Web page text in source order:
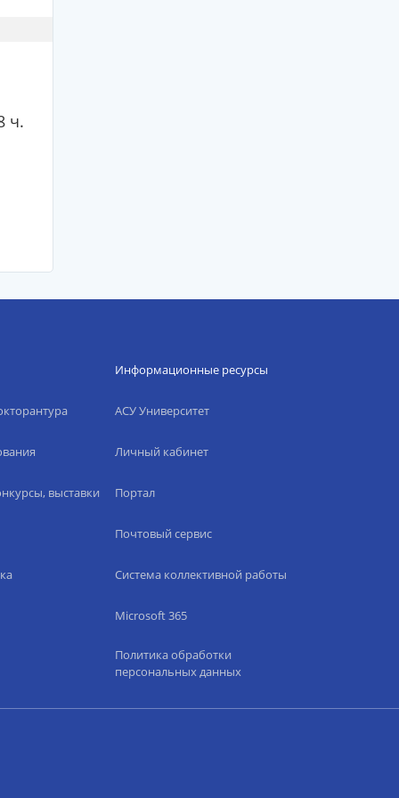
ч.
выставки
Информационные ресурсы
АСУ Университет
Личный кабинет
Портал
Почтовый сервис
Система коллективной работы
Microsoft 365
Политика обработки
персональных данных